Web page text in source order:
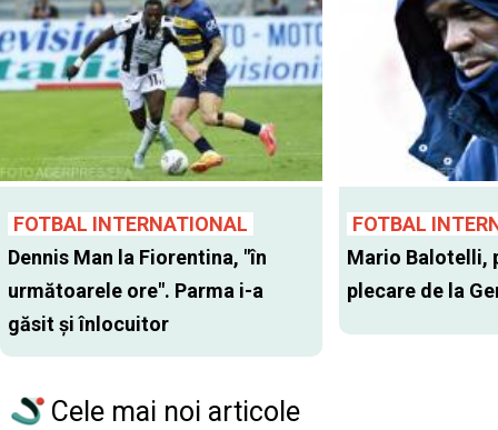
FOTBAL INTERNATIONAL
Dennis Man la Fiorentina, "în
următoarele ore". Parma i-a
găsit şi înlocuitor
FOTBAL
Mario Balotelli,
plecare de la
Cele mai noi articole